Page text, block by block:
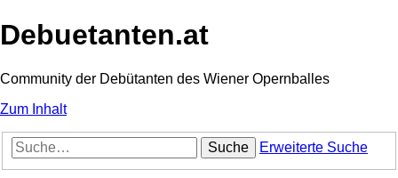
Debuetanten.at
Community der Debütanten des Wiener Opernballes
Zum Inhalt
Suche Erweiterte Suche